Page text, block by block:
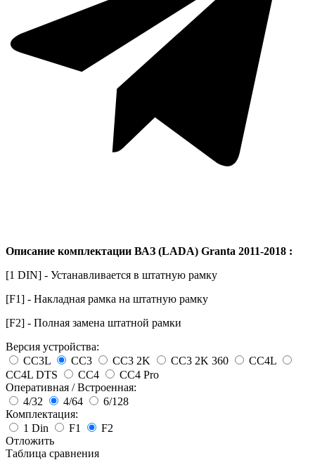
Описание комплектации ВАЗ (LADA) Granta 2011-2018 :
[1 DIN] - Устанавливается в штатную рамку
[F1] - Накладная рамка на штатную рамку
[F2] - Полная замена штатной рамки
Версия устройства:
CC3L
CC3 CC3 2K CC3 2K 360
CC4L
CC4L DTS
CC4
CC4 Pro
Оперативная / Встроенная:
4/32
4/64
6/128
Комплектация:
1 Din
F1
F2
Отложить
Таблица сравнения